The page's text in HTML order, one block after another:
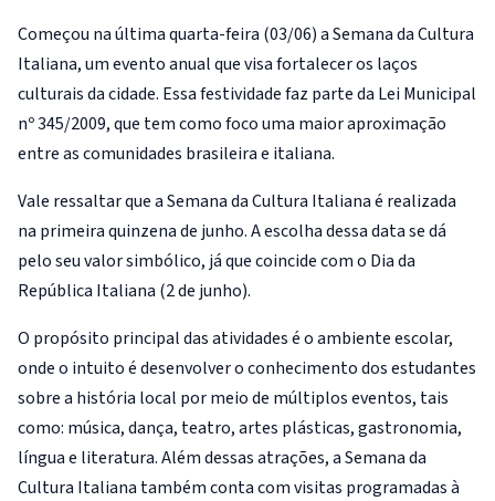
Começou na última quarta-feira (03/06) a Semana da Cultura
Italiana, um evento anual que visa fortalecer os laços
culturais da cidade. Essa festividade faz parte da Lei Municipal
nº 345/2009, que tem como foco uma maior aproximação
entre as comunidades brasileira e italiana.
Vale ressaltar que a Semana da Cultura Italiana é realizada
na primeira quinzena de junho. A escolha dessa data se dá
pelo seu valor simbólico, já que coincide com o Dia da
República Italiana (2 de junho).
O propósito principal das atividades é o ambiente escolar,
onde o intuito é desenvolver o conhecimento dos estudantes
sobre a história local por meio de múltiplos eventos, tais
como: música, dança, teatro, artes plásticas, gastronomia,
língua e literatura. Além dessas atrações, a Semana da
Cultura Italiana também conta com visitas programadas à